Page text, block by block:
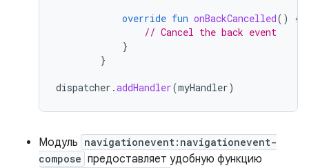
override fun onBackCancelled()
{
// Cancel the back event
}
}
dispatcher .addHandler(myHandler)
Модуль navigationevent:navigationevent-
compose предоставляет удобную функцию